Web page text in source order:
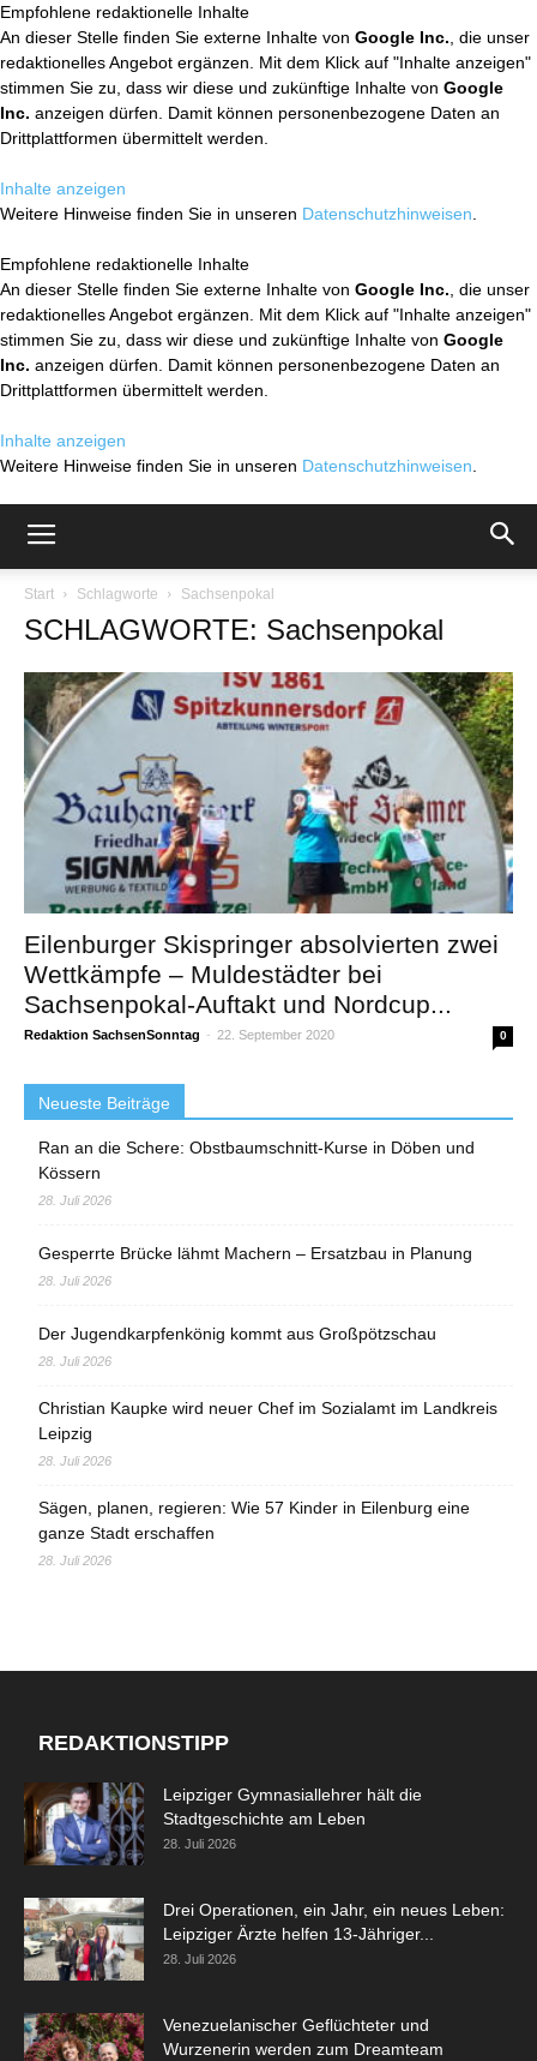
Empfohlene redaktionelle Inhalte
An dieser Stelle finden Sie externe Inhalte von Google Inc. , die unser
redaktionelles Angebot ergänzen. Mit dem Klick auf "Inhalte anzeigen"
stimmen Sie zu, dass wir diese und zukünftige Inhalte von Google
Inc. anzeigen dürfen. Damit können personenbezogene Daten an
Drittplattformen übermittelt werden.
Inhalte anzeigen
Weitere Hinweise finden Sie in unseren Datenschutzhinweisen
Empfohlene redaktionelle Inhalte
An dieser Stelle finden Sie externe Inhalte von Google Inc. , die unser
redaktionelles Angebot ergänzen. Mit dem Klick auf "Inhalte anzeigen"
stimmen Sie zu, dass wir diese und zukünftige Inhalte von Google
Inc. anzeigen dürfen. Damit können personenbezogene Daten an
Drittplattformen übermittelt werden.
Inhalte anzeigen
Weitere Hinweise finden Sie in unseren Datenschutzhinweisen
Start Schlagworte Sachsenpokal
SCHLAGWORTE: Sachsenpokal
Eilenburger Skispringer absolvierten zwei
Wettkämpfe – Muldestädter bei
Sachsenpokal-Auftakt und Nordcup...
Redaktion SachsenSonntag - 22. September 2020 0
Neueste Beiträge
Ran an die Schere: Obstbaumschnitt-Kurse in Döben und
Kössern
28. Juli 2026
Gesperrte Brücke lähmt Machern – Ersatzbau in Planung
28. Juli 2026
Der Jugendkarpfenkönig kommt aus Großpötzschau
28. Juli 2026
Christian Kaupke wird neuer Chef im Sozialamt im Landkreis
Leipzig
28. Juli 2026
Sägen, planen, regieren: Wie 57 Kinder in Eilenburg eine
ganze Stadt erschaffen
28. Juli 2026
REDAKTIONSTIPP
Leipziger Gymnasiallehrer hält die
Stadtgeschichte am Leben
28. Juli 2026
Drei Operationen, ein Jahr, ein neues Leben:
Leipziger Ärzte helfen 13-Jähriger...
28. Juli 2026
Venezuelanischer Geflüchteter und
Wurzenerin werden zum Dreamteam